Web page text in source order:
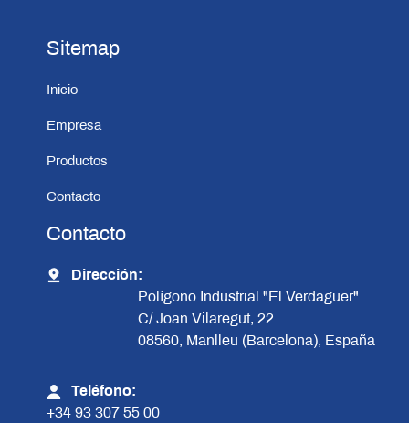
Sitemap
Inicio
Empresa
Productos
Contacto
Contacto
Dirección:
Polígono Industrial "El Verdaguer"
C/ Joan Vilaregut, 22
08560, Manlleu (Barcelona), España
Teléfono:
+34 93 307 55 00